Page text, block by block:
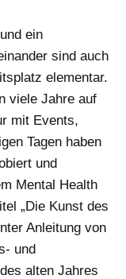
ein
sind auch
elementar.
viele Jahre auf
mit Events,
Tagen haben
und
Mental Health
„Die Kunst des
Anleitung von
und
alten Jahres